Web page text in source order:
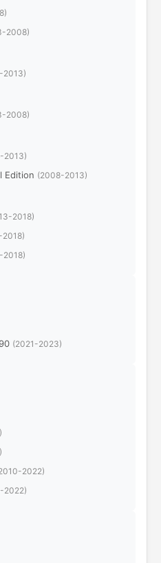
2008)
2013)
2008)
2013)
Edition (2008-2013)
2018)
2018)
(2021-2023)
2022)
2022)